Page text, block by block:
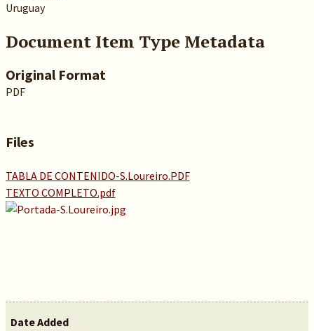
Uruguay
Document Item Type Metadata
Original Format
PDF
Files
TABLA DE CONTENIDO-S.Loureiro.PDF
TEXTO COMPLETO.pdf
Date Added